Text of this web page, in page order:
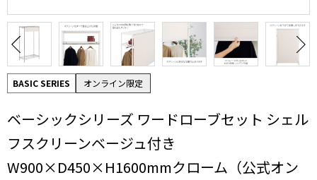
BASIC SERIES オンライン限定
ベーシックシリーズ ワードローブセット シェル
フスクリーンベージュ付き
W900×D450×H1600mmクローム（公式オン